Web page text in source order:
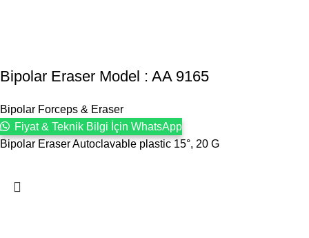
Bipolar Eraser Model : AA 9165
Bipolar Forceps & Eraser
Fiyat & Teknik Bilgi İçin WhatsApp
Bipolar Eraser Autoclavable plastic 15°, 20 G